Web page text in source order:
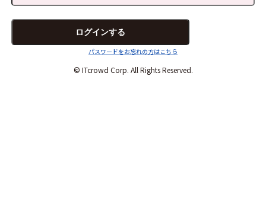
パスワードをお忘れの方はこちら
© ITcrowd Corp. All Rights Reserved.